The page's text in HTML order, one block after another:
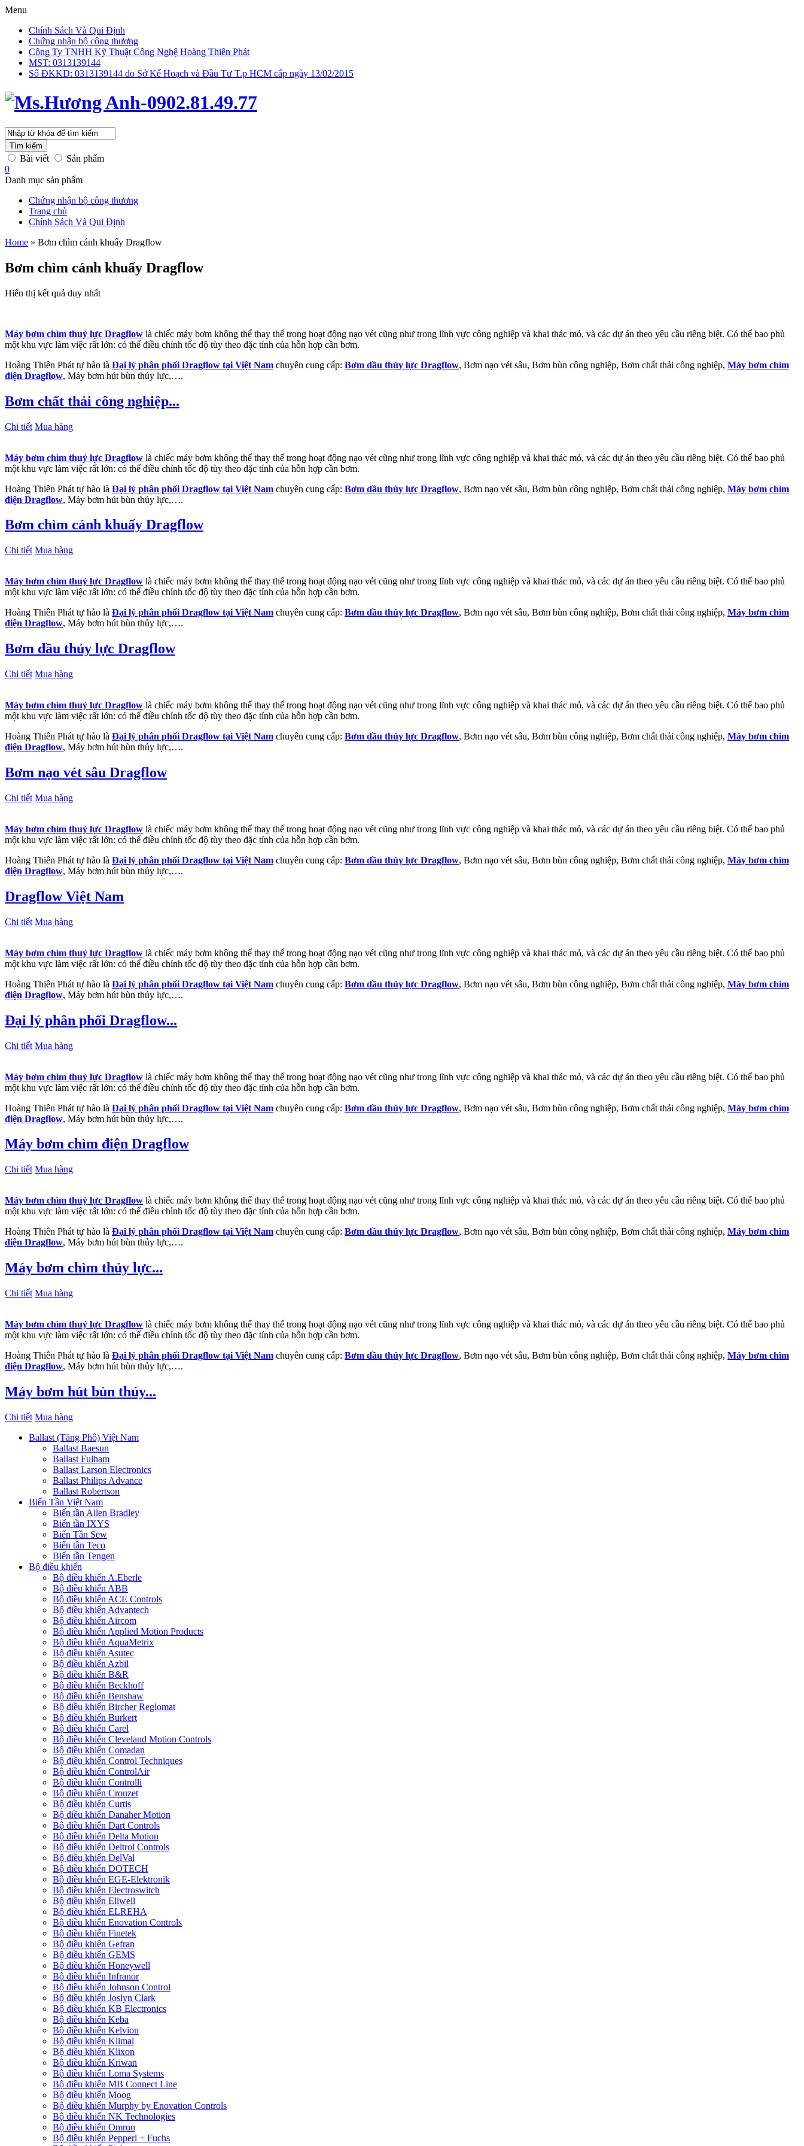
Menu
Chính Sách Và Qui Định
Chứng nhận bộ công thương
Công Ty TNHH Kỹ Thuật Công Nghệ Hoàng Thiên Phát
MST: 0313139144
Số ĐKKD: 0313139144 do Sở Kế Hoạch và Đầu Tư T.p HCM cấp ngày 13/02/2015
Tìm kiếm
Bài viết
Sản phẩm
0
Danh mục sản phẩm
Chứng nhận bộ công thương
Trang chủ
Chính Sách Và Qui Định
Home » Bơm chìm cánh khuấy Dragflow
Bơm chìm cánh khuấy Dragflow
Hiển thị kết quả duy nhất
Máy bơm chìm thuỷ lực Dragflow là chiếc máy bơm không thể thay thế trong hoạt động nạo vét cũng như trong lĩnh vực công nghiệp và khai thác mỏ, và các dự án theo yêu cầu riêng biệt. Có thể bao phủ
một khu vực làm việc rất lớn: có thể điều chỉnh tốc độ tùy theo đặc tính của hỗn hợp cần bơm.
Hoàng Thiên Phát tự hào là Đại lý phân phối Dragflow tại Việt Nam chuyên cung cấp: Bơm dầu thủy lực Dragflow, Bơm nạo vét sâu, Bơm bùn công nghiệp, Bơm chất thải công nghiệp, Máy bơm chìm
điện Dragflow, Máy bơm hút bùn thủy lực,….
Bơm chất thải công nghiệp...
Chi tiết Mua hàng
Máy bơm chìm thuỷ lực Dragflow là chiếc máy bơm không thể thay thế trong hoạt động nạo vét cũng như trong lĩnh vực công nghiệp và khai thác mỏ, và các dự án theo yêu cầu riêng biệt. Có thể bao phủ
một khu vực làm việc rất lớn: có thể điều chỉnh tốc độ tùy theo đặc tính của hỗn hợp cần bơm.
Hoàng Thiên Phát tự hào là Đại lý phân phối Dragflow tại Việt Nam chuyên cung cấp: Bơm dầu thủy lực Dragflow, Bơm nạo vét sâu, Bơm bùn công nghiệp, Bơm chất thải công nghiệp, Máy bơm chìm
điện Dragflow, Máy bơm hút bùn thủy lực,….
Bơm chìm cánh khuấy Dragflow
Chi tiết Mua hàng
Máy bơm chìm thuỷ lực Dragflow là chiếc máy bơm không thể thay thế trong hoạt động nạo vét cũng như trong lĩnh vực công nghiệp và khai thác mỏ, và các dự án theo yêu cầu riêng biệt. Có thể bao phủ
một khu vực làm việc rất lớn: có thể điều chỉnh tốc độ tùy theo đặc tính của hỗn hợp cần bơm.
Hoàng Thiên Phát tự hào là Đại lý phân phối Dragflow tại Việt Nam chuyên cung cấp: Bơm dầu thủy lực Dragflow, Bơm nạo vét sâu, Bơm bùn công nghiệp, Bơm chất thải công nghiệp, Máy bơm chìm
điện Dragflow, Máy bơm hút bùn thủy lực,….
Bơm dầu thủy lực Dragflow
Chi tiết Mua hàng
Máy bơm chìm thuỷ lực Dragflow là chiếc máy bơm không thể thay thế trong hoạt động nạo vét cũng như trong lĩnh vực công nghiệp và khai thác mỏ, và các dự án theo yêu cầu riêng biệt. Có thể bao phủ
một khu vực làm việc rất lớn: có thể điều chỉnh tốc độ tùy theo đặc tính của hỗn hợp cần bơm.
Hoàng Thiên Phát tự hào là Đại lý phân phối Dragflow tại Việt Nam chuyên cung cấp: Bơm dầu thủy lực Dragflow, Bơm nạo vét sâu, Bơm bùn công nghiệp, Bơm chất thải công nghiệp, Máy bơm chìm
điện Dragflow, Máy bơm hút bùn thủy lực,….
Bơm nạo vét sâu Dragflow
Chi tiết Mua hàng
Máy bơm chìm thuỷ lực Dragflow là chiếc máy bơm không thể thay thế trong hoạt động nạo vét cũng như trong lĩnh vực công nghiệp và khai thác mỏ, và các dự án theo yêu cầu riêng biệt. Có thể bao phủ
một khu vực làm việc rất lớn: có thể điều chỉnh tốc độ tùy theo đặc tính của hỗn hợp cần bơm.
Hoàng Thiên Phát tự hào là Đại lý phân phối Dragflow tại Việt Nam chuyên cung cấp: Bơm dầu thủy lực Dragflow, Bơm nạo vét sâu, Bơm bùn công nghiệp, Bơm chất thải công nghiệp, Máy bơm chìm
điện Dragflow, Máy bơm hút bùn thủy lực,….
Dragflow Việt Nam
Chi tiết Mua hàng
Máy bơm chìm thuỷ lực Dragflow là chiếc máy bơm không thể thay thế trong hoạt động nạo vét cũng như trong lĩnh vực công nghiệp và khai thác mỏ, và các dự án theo yêu cầu riêng biệt. Có thể bao phủ
một khu vực làm việc rất lớn: có thể điều chỉnh tốc độ tùy theo đặc tính của hỗn hợp cần bơm.
Hoàng Thiên Phát tự hào là Đại lý phân phối Dragflow tại Việt Nam chuyên cung cấp: Bơm dầu thủy lực Dragflow, Bơm nạo vét sâu, Bơm bùn công nghiệp, Bơm chất thải công nghiệp, Máy bơm chìm
điện Dragflow, Máy bơm hút bùn thủy lực,….
Đại lý phân phối Dragflow...
Chi tiết Mua hàng
Máy bơm chìm thuỷ lực Dragflow là chiếc máy bơm không thể thay thế trong hoạt động nạo vét cũng như trong lĩnh vực công nghiệp và khai thác mỏ, và các dự án theo yêu cầu riêng biệt. Có thể bao phủ
một khu vực làm việc rất lớn: có thể điều chỉnh tốc độ tùy theo đặc tính của hỗn hợp cần bơm.
Hoàng Thiên Phát tự hào là Đại lý phân phối Dragflow tại Việt Nam chuyên cung cấp: Bơm dầu thủy lực Dragflow, Bơm nạo vét sâu, Bơm bùn công nghiệp, Bơm chất thải công nghiệp, Máy bơm chìm
điện Dragflow, Máy bơm hút bùn thủy lực,….
Máy bơm chìm điện Dragflow
Chi tiết Mua hàng
Máy bơm chìm thuỷ lực Dragflow là chiếc máy bơm không thể thay thế trong hoạt động nạo vét cũng như trong lĩnh vực công nghiệp và khai thác mỏ, và các dự án theo yêu cầu riêng biệt. Có thể bao phủ
một khu vực làm việc rất lớn: có thể điều chỉnh tốc độ tùy theo đặc tính của hỗn hợp cần bơm.
Hoàng Thiên Phát tự hào là Đại lý phân phối Dragflow tại Việt Nam chuyên cung cấp: Bơm dầu thủy lực Dragflow, Bơm nạo vét sâu, Bơm bùn công nghiệp, Bơm chất thải công nghiệp, Máy bơm chìm
điện Dragflow, Máy bơm hút bùn thủy lực,….
Máy bơm chìm thủy lực...
Chi tiết Mua hàng
Máy bơm chìm thuỷ lực Dragflow là chiếc máy bơm không thể thay thế trong hoạt động nạo vét cũng như trong lĩnh vực công nghiệp và khai thác mỏ, và các dự án theo yêu cầu riêng biệt. Có thể bao phủ
một khu vực làm việc rất lớn: có thể điều chỉnh tốc độ tùy theo đặc tính của hỗn hợp cần bơm.
Hoàng Thiên Phát tự hào là Đại lý phân phối Dragflow tại Việt Nam chuyên cung cấp: Bơm dầu thủy lực Dragflow, Bơm nạo vét sâu, Bơm bùn công nghiệp, Bơm chất thải công nghiệp, Máy bơm chìm
điện Dragflow, Máy bơm hút bùn thủy lực,….
Máy bơm hút bùn thủy...
Chi tiết Mua hàng
Ballast (Tăng Phô) Việt Nam
Ballast Baesun
Ballast Fulham
Ballast Larson Electronics
Ballast Philips Advance
Ballast Robertson
Biến Tần Việt Nam
Biến tần Allen Bradley
Biến tần IXYS
Biến Tần Sew
Biến tần Teco
Biến tần Tengen
Bộ điều khiển
Bộ điều khiển A.Eberle
Bộ điều khiển ABB
Bộ điều khiển ACE Controls
Bộ điều khiển Advantech
Bộ điều khiển Aircom
Bộ điều khiển Applied Motion Products
Bộ điều khiển AquaMetrix
Bộ điều khiển Asutec
Bộ điều khiển Azbil
Bộ điều khiển B&R
Bộ điều khiển Beckhoff
Bộ điều khiển Benshaw
Bộ điều khiển Bircher Reglomat
Bộ điều khiển Burkert
Bộ điều khiển Carel
Bộ điều khiển Cleveland Motion Controls
Bộ điều khiển Comadan
Bộ điều khiển Control Techniques
Bộ điều khiển ControlAir
Bộ điều khiển Controlli
Bộ điều khiển Crouzet
Bộ điều khiển Curtis
Bộ điều khiển Danaher Motion
Bộ điều khiển Dart Controls
Bộ điều khiển Delta Motion
Bộ điều khiển Deltrol Controls
Bộ điều khiển DelVal
Bộ điều khiển DOTECH
Bộ điều khiển EGE-Elektronik
Bộ điều khiển Electroswitch
Bộ điều khiển Eliwell
Bộ điều khiển ELREHA
Bộ điều khiển Enovation Controls
Bộ điều khiển Finetek
Bộ điều khiển Gefran
Bộ điều khiển GEMS
Bộ điều khiển Honeywell
Bộ điều khiển Infranor
Bộ điều khiển Johnson Control
Bộ điều khiển Joslyn Clark
Bộ điều khiển KB Electronics
Bộ điều khiển Keba
Bộ điều khiển Kelvion
Bộ điều khiển Klimal
Bộ điều khiển Klixon
Bộ điều khiển Kriwan
Bộ điều khiển Loma Systems
Bộ điều khiển MB Connect Line
Bộ điều khiển Moog
Bộ điều khiển Murphy by Enovation Controls
Bộ điều khiển NK Technologies
Bộ điều khiển Omron
Bộ điều khiển Pepperl + Fuchs